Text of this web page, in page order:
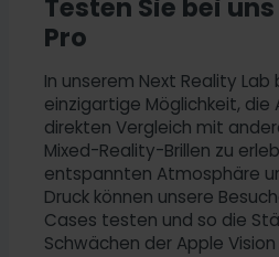
Testen Sie bei
Pro
In unserem Next Reality
einzigartige Möglichkeit, die
direkten Vergleich mit
Mixed-Reality-Brillen zu
entspannten Atmosphäre
Druck können unsere
Cases testen und so die
Schwächen der Apple